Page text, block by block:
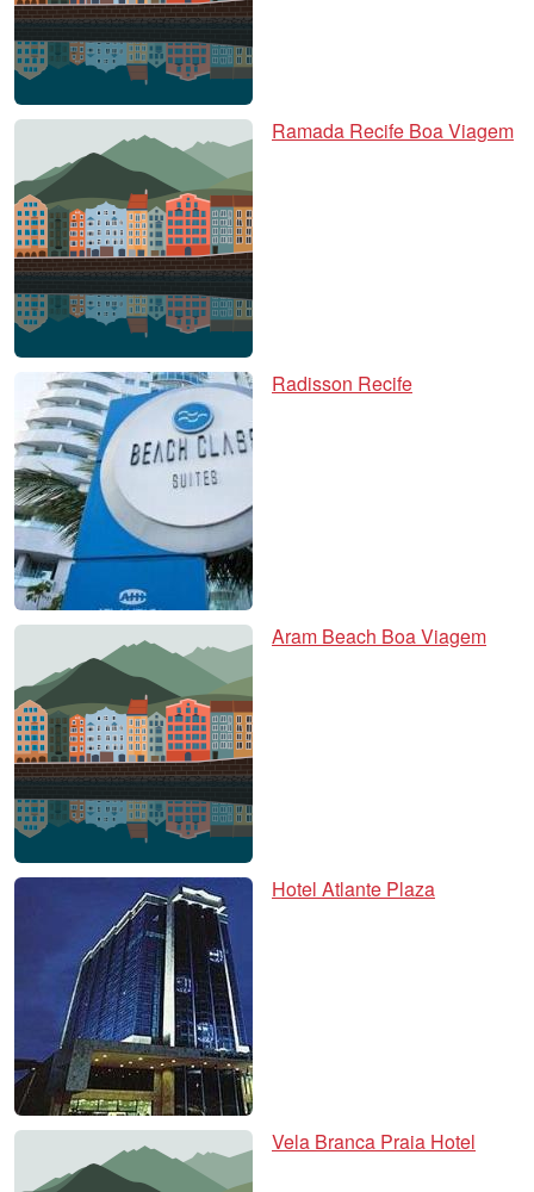
Ramada Recife Boa Viagem
Radisson Recife
Aram Beach Boa Viagem
Hotel Atlante Plaza
Vela Branca Praia Hotel